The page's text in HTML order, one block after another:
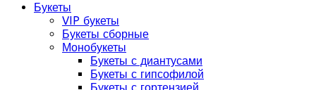
Букеты
VIP букеты
Букеты сборные
Монобукеты
Букеты с диантусами
Букеты с гипсофилой